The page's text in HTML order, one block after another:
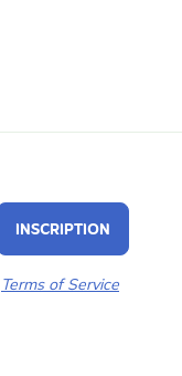
INSCRIPTION
Terms of Service